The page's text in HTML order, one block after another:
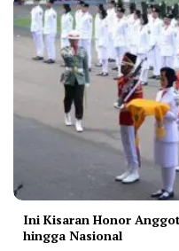
Ini Kisaran Honor
hingga Nasional